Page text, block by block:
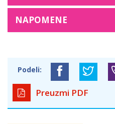
NAPOMENE
Podeli:
Preuzmi PDF